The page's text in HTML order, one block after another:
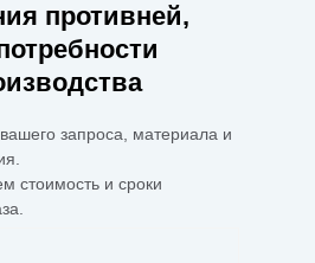
противней,
запроса, материала и
стоимость и сроки